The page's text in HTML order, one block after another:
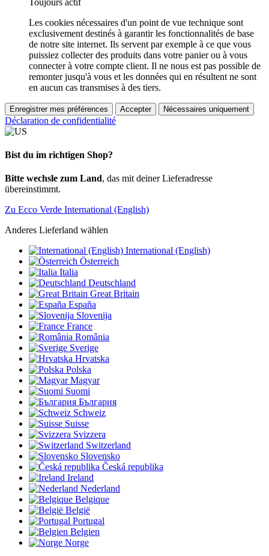
Les cookies nécessaires d'un point de vue technique sont
exclusivement destinés à garantir les fonctionnalités de base
de notre site internet. Ils servent par exemple à ce que vous
puissiez collecter des produits dans votre panier ou à vous
connecter à votre compte client. Il ne nous est pas possible de
remonter jusqu'à vous et les données qui en résultent ne sont
en aucun cas transmises à des tiers.
Enregistrer mes préférences Accepter Nécessaires uniquement
Déclaration de confidentialité
Bist du im richtigen Shop?
Bitte wechsle zum Land, das mit deiner Lieferadresse
übereinstimmt.
Zu Ecco Verde International (English)
Anderes Lieferland wählen
International (English)
Österreich
Italia
Deutschland
Great Britain
España
Slovenija
France
România
Sverige
Hrvatska
Polska
Magyar
Suomi
България
Schweiz
Suisse
Svizzera
Switzerland
Slovensko
Česká republika
Ireland
Nederland
Belgique
België
Portugal
Belgien
Norge